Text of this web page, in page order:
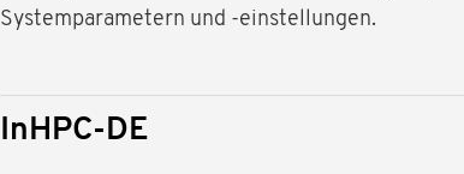
Systemparametern und -einstellungen.
InHPC-DE